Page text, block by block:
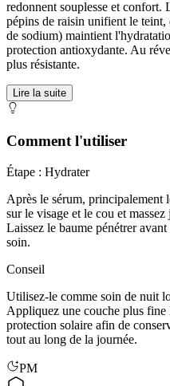
redonnent souplesse et confort.
pépins de raisin unifient le
de sodium) maintient
protection antioxydante. Au
plus résistante.
Lire la suite
Comment l'utiliser
Étape : Hydrater
Après le sérum, principalement
sur le visage et le cou et
Laissez le baume pénétrer
soin.
Conseil
Utilisez-le comme soin de nuit
Appliquez une couche plus
protection solaire afin de
tout au long de la journée.
PM